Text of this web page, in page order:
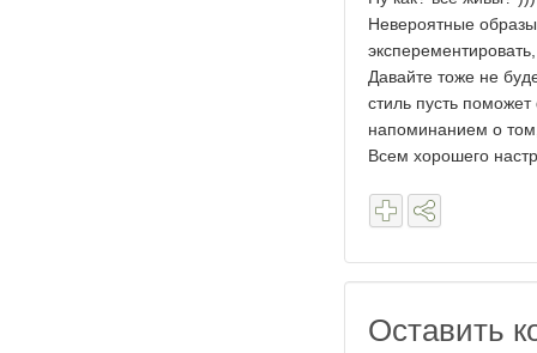
Невероятные
Давайте тоже не
стиль пусть
напоминанием о
Всем хорошего
Оставить